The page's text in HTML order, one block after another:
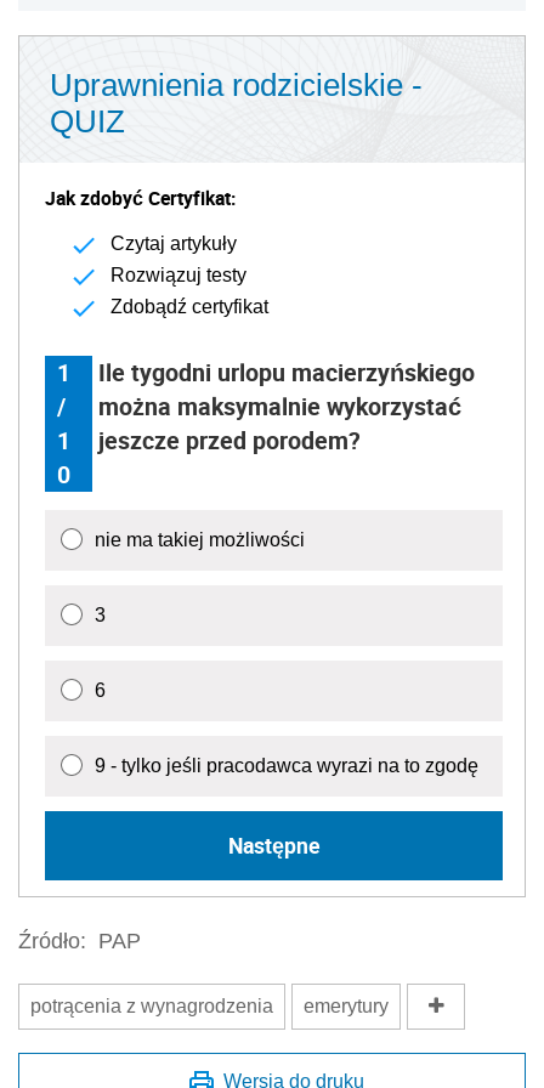
Uprawnienia rodzicielskie -
QUIZ
Jak zdobyć Certyfikat:
Czytaj artykuły
Rozwiązuj testy
Zdobądź certyfikat
1
/
1
0
Ile tygodni urlopu macierzyńskiego
można maksymalnie wykorzystać
jeszcze przed porodem?
nie ma takiej możliwości
3
6
9 - tylko jeśli pracodawca wyrazi na to zgodę
Następne
Źródło: PAP
potrącenia z wynagrodzenia emerytury
Wersja do druku